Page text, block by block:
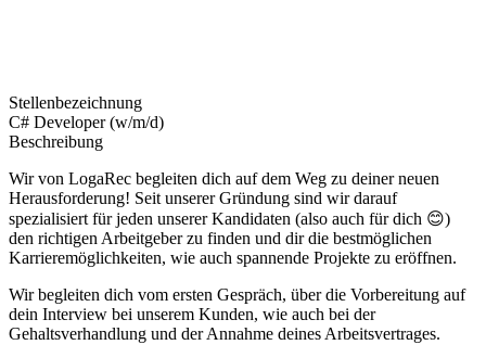
Stellenbezeichnung
C# Developer (w/m/d)
Beschreibung
Wir von LogaRec begleiten dich auf dem Weg zu deiner neuen
Herausforderung! Seit unserer Gründung sind wir darauf
spezialisiert für jeden unserer Kandidaten (also auch für dich 😊)
den richtigen Arbeitgeber zu finden und dir die bestmöglichen
Karrieremöglichkeiten, wie auch spannende Projekte zu eröffnen.
Wir begleiten dich vom ersten Gespräch, über die Vorbereitung auf
dein Interview bei unserem Kunden, wie auch bei der
Gehaltsverhandlung und der Annahme deines Arbeitsvertrages.